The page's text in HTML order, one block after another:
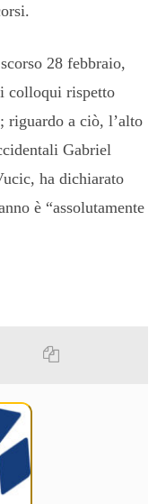
28 febbraio,
colloqui rispetto
riguardo a ciò, l’alto
Gabriel
ha dichiarato
è “assolutamente